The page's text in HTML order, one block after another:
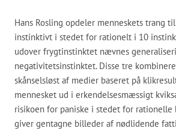
Hans Rosling opdeler menneskets trang
instinktivt i stedet for rationelt i 10
udover frygtinstinktet nævnes
negativitetsinstinktet. Disse tre
skånselsløst af medier baseret på
mennesket ud i erkendelsesmæssigt
risikoen for paniske i stedet for rationelle
giver gentagne billeder af nødlidende